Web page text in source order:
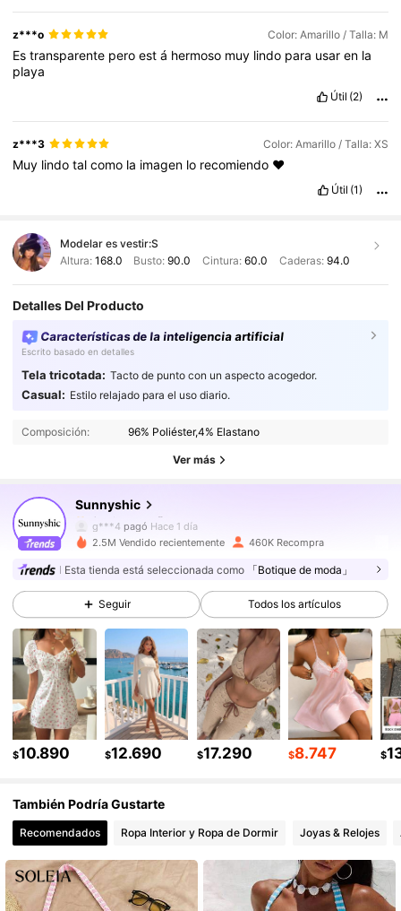
z***o Color: Amarillo / Talla: M
Estransparente peroestá hermoso muy lindo para usaren la
playa
Útil (2)
z***3 Color: Amarillo / Talla: XS
Muy lindotalcomo la imagen lo recomiendo ❤️
Útil (1)
Modelar es vestir:S
Altura: 168.0 Busto:90.0 Cintura: 60.0 Caderas: 94.0
Detalles Del Producto
Características de la inteligencia artificial
Escrito basado en detalles
Tela tricotada: Tacto de punto con un aspecto acogedor.
Casual: Estilo relajado para el uso diario.
Composición: 96% Poliéster,4% Elastano
Ver más
Sunnyshic
4,83 368K Seguidores
4,83
368K Seguidores
g***4 pagó Hace 1 día
4,83 368K Seguidores
4,83 368K Seguidores
4,83 368K Seguidores
4,83 368K Seguidores
4,83 368K Seguidores
4,83 368K Seguidores
2.5M Vendido recientemente 460K Recompra
Esta tienda está seleccionada como 「Botique de moda」
Seguir Todos los artículos
$10.890 $12.690 $17.290 $8.747 $
También Podría Gustarte
Recomendados Ropa Interior y Ropa de Dormir Joyas & Relojes